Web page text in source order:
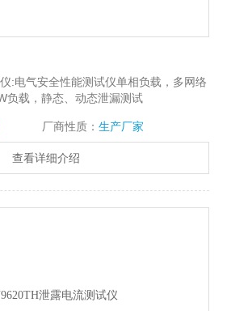
:电气安全性能测试仪单相负载，多网络
负载，静态、动态泄漏测试
厂商性质： 生产厂家
查看详细介绍